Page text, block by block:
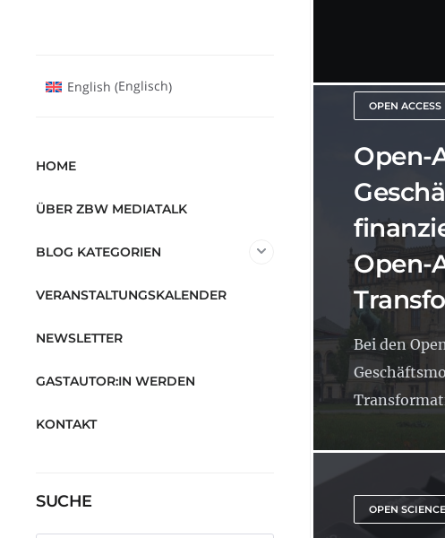
OPEN ACCESS
Open-
Open-
Bei den
OPEN SCIENCE
English (Englisch)
HOME
ÜBER ZBW MEDIATALK
BLOG KATEGORIEN
VERANSTALTUNGSKALENDER
NEWSLETTER
GASTAUTOR:IN WERDEN
KONTAKT
SUCHE